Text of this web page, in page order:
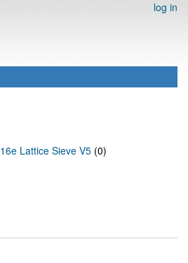
log in
16e Lattice Sieve V5 (0)